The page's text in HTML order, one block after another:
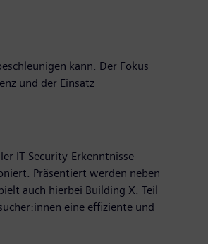
kann. Der Fokus
und der Einsatz
IT-Security-Erkenntnisse
Präsentiert werden neben
auch hierbei Building X. Teil
eine effiziente und